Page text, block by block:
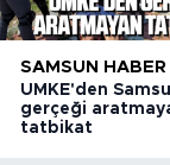
SAMSUN HABER
UMKE'den
gerçeği
tatbikat